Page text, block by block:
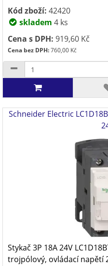
Kód zboží: 42420
skladem 4 ks
Cena s DPH: 919,60 Kč
Cena bez DPH:760,00 Kč
Schneider Electric
Stykač 3P 18A 24V
trojpólový, ovládací napětí